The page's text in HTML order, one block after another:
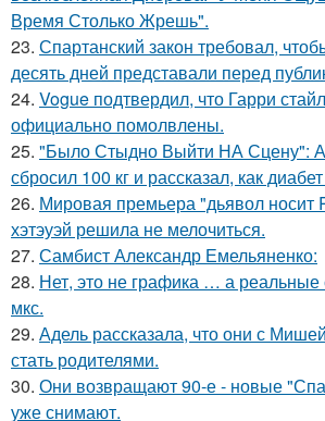
Время Столько Жрешь".
23. Спартанский закон требовал,
десять дней представали перед
24. Vogue подтвердил, что Гарри
официально помолвлены.
25. "Было Стыдно Выйти НА Сцену":
сбросил 100 кг и рассказал, как
26. Мировая премьера "дьявол носит
хэтэуэй решила не мелочиться.
27. Самбист Александр Емельяненко:
28. Нет, это не графика … а реальные
мкс.
29. Адель рассказала, что они с
стать родителями.
30. Они возвращают 90-е - новые
уже снимают.